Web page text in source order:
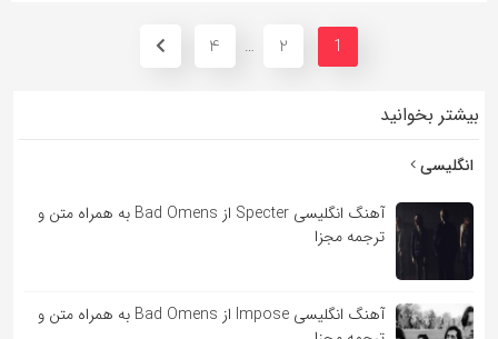
1
2
…
4
بیشتر بخوانید
انگلیسی
آهنگ انگلیسی Specter از Bad Omens به همراه متن و
ترجمه مجزا
آهنگ انگلیسی Impose از Bad Omens به همراه متن و